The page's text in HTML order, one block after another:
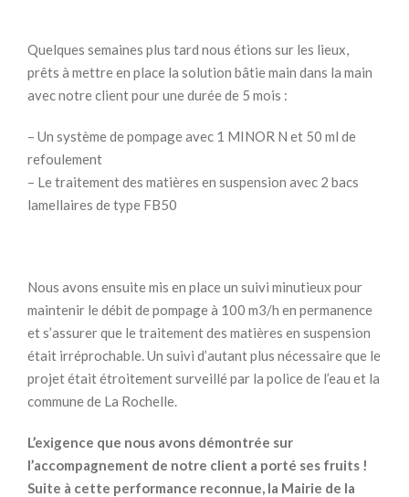
Quelques semaines plus tard nous étions sur les lieux,
prêts à mettre en place la solution bâtie main dans la main
avec notre client pour une durée de 5 mois :
– Un système de pompage avec 1 MINOR N et 50 ml de
refoulement
– Le traitement des matières en suspension avec 2 bacs
lamellaires de type FB50
Nous avons ensuite mis en place un suivi minutieux pour
maintenir le débit de pompage à 100 m3/h en permanence
et s’assurer que le traitement des matières en suspension
était irréprochable. Un suivi d’autant plus nécessaire que le
projet était étroitement surveillé par la police de l’eau et la
commune de La Rochelle.
L’exigence que nous avons démontrée sur
l’accompagnement de notre client a porté ses fruits !
Suite à cette performance reconnue, la Mairie de la